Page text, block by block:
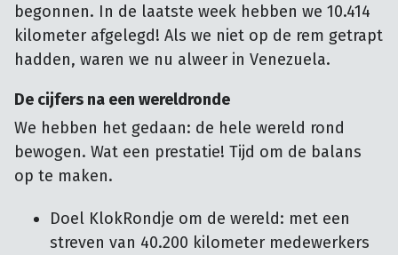
begonnen. In de laatste week hebben we 10.414
kilometer afgelegd! Als we niet op de rem getrapt
hadden, waren we nu alweer in Venezuela.
De cijfers na een wereldronde
We hebben het gedaan: de hele wereld rond
bewogen. Wat een prestatie! Tijd om de balans
op te maken.
Doel KlokRondje om de wereld: met een
streven van 40.200 kilometer medewerkers